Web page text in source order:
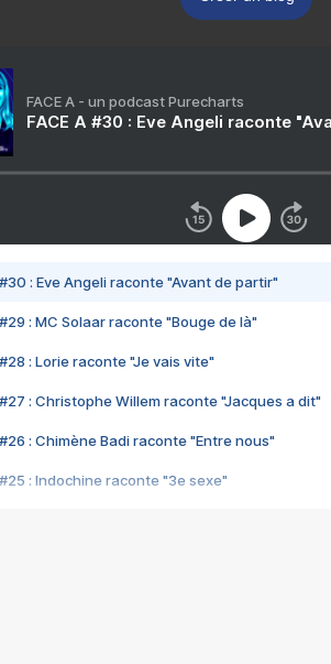
FACE A - un podcast Purecharts
FACE A #30 : Eve Angeli raconte
#30 : Eve Angeli raconte "Avant de partir"
#29 : MC Solaar raconte "Bouge de là"
#28 : Lorie raconte "Je vais vite"
#27 : Christophe Willem raconte "Jacques a dit"
#26 : Chimène Badi raconte "Entre nous"
#25 : Indochine raconte "3e sexe"